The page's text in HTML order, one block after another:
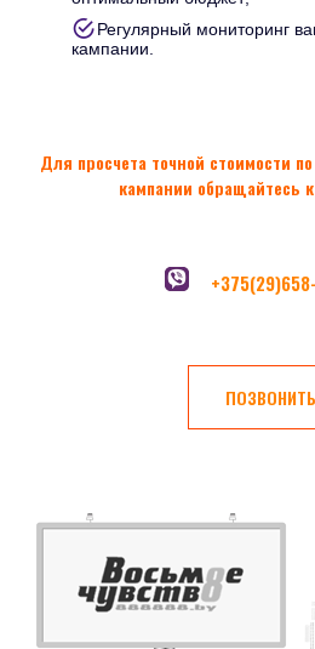
Регулярный мониторинг
кампании.
Для просчета точной стоимости
кампании обращайтесь
ПОЗВОНИТЬ